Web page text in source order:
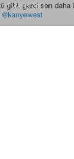
20 MAYIS 2016